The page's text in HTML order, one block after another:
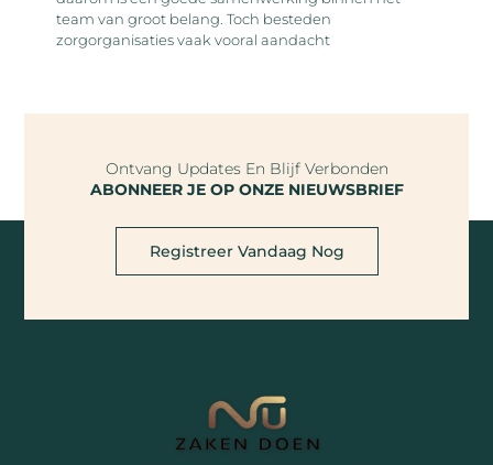
team van groot belang. Toch besteden
zorgorganisaties vaak vooral aandacht
Ontvang Updates En Blijf Verbonden
ABONNEER JE OP ONZE NIEUWSBRIEF
Registreer Vandaag Nog